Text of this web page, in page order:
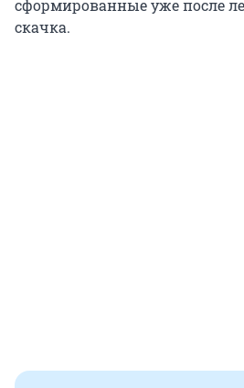
сформированные уже после
скачка.